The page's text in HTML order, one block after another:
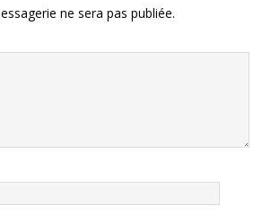
ne sera pas publiée.